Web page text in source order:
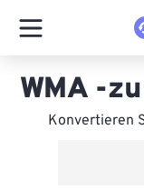
WMA -
Konvertieren